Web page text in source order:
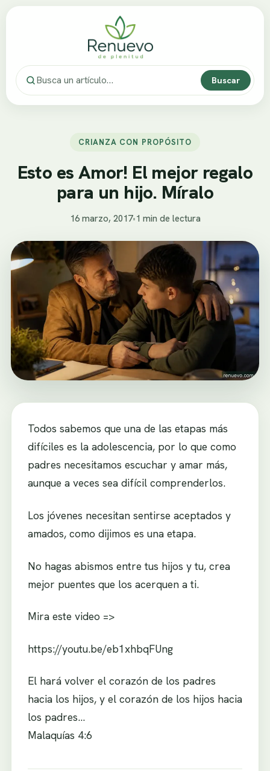
Buscar
CRIANZA CON PROPÓSITO
Esto es Amor! El mejor regalo
para un hijo. Míralo
16 marzo, 2017•1 min de lectura
Todos sabemos que una de las etapas más
difíciles es la adolescencia, por lo que como
padres necesitamos escuchar y amar más,
aunque a veces sea difícil comprenderlos.
Los jóvenes necesitan sentirse aceptados y
amados, como dijimos es una etapa.
No hagas abismos entre tus hijos y tu, crea
mejor puentes que los acerquen a ti.
Mira este video =>
https://youtu.be/eb1xhbqFUng
El hará volver el corazón de los padres
hacia los hijos, y el corazón de los hijos hacia
los padres…
Malaquías 4:6